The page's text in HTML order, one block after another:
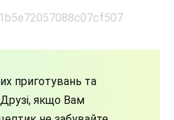
приготувань та
якщо Вам